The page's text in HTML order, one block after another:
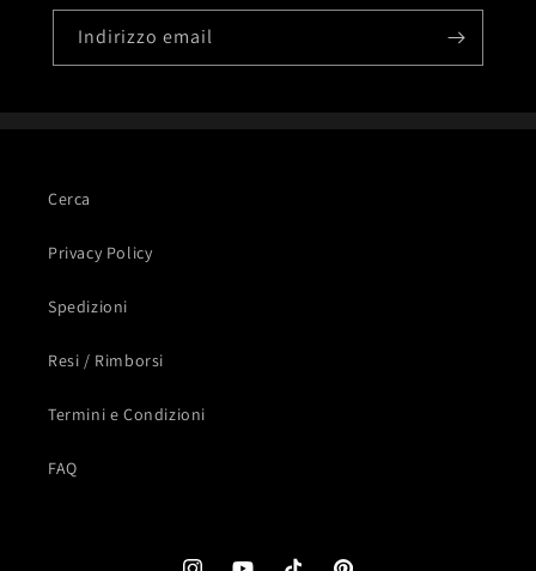
Indirizzo email
Cerca
Privacy Policy
Spedizioni
Resi / Rimborsi
Termini e Condizioni
FAQ